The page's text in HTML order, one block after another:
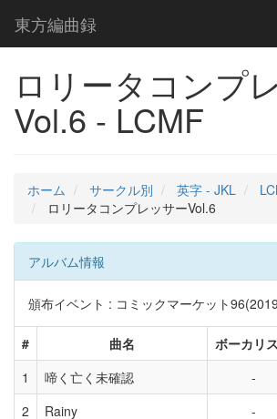
東方編曲録
ロリータコンプ
Vol.6 - LCMF
ホーム サークル別 英字 - JKL
ロリータコンプレッサーVol.6
アルバム情報
頒布イベント : コミックマーケット
# 曲名 ボーカリ
1
啼く亡く未確認
2
Rainy